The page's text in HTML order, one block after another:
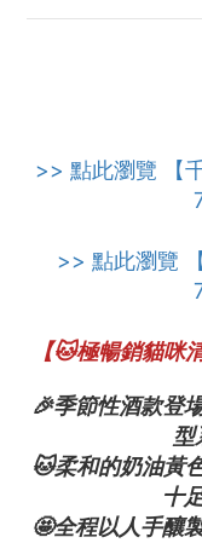
>> 點此瀏覽 【
>> 點此瀏覽
【🐱極暢銷貓咪
🎉季節性酒款登
型
🐱柔和的奶油黃
十
🤩全程以人手釀